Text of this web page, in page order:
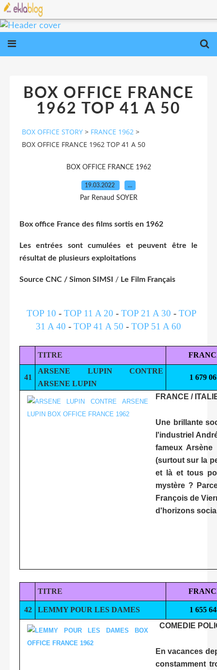
BOX OFFICE FRANCE
1962 TOP 41 A 50
BOX OFFICE STORY > FRANCE 1962 >
BOX OFFICE FRANCE 1962 TOP 41 A 50
BOX OFFICE FRANCE 1962
19.03.2022 …
Par Renaud SOYER
Box office France des films sortis en 1962
Les entrées sont cumulées et peuvent être le
résultat de plusieurs exploitations
Source CNC / Simon SIMSI / Le Film Français
TOP 10 - TOP 11 A 20 - TOP 21 A 30 - TOP
31 A 40 - TOP 41 A 50 - TOP 51 A 60
TITRE
41
ARSENE LUPIN CONTRE
ARSENE LUPIN
1 679
FRANCE /
Une brillante
l'industriel
fameux
(surtout sur la
et là et tous
mystère ?
François de
d'horizons
TITRE
42 LEMMY POUR LES DAMES
1 655
COMEDIE
En vacances
constamment